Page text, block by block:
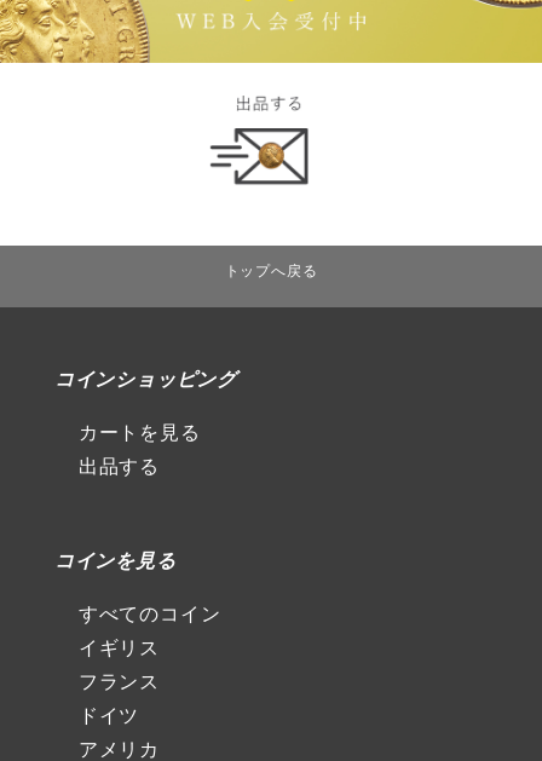
トップへ戻る
コインショッピング
カートを見る
出品する
コインを見る
すべてのコイン
イギリス
フランス
ドイツ
アメリカ